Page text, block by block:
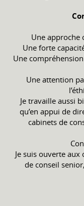
Une approche
Une forte
Une
Une attention
Je travaille aussi
qu’en appui de
cabinets de
Je suis ouverte
de conseil